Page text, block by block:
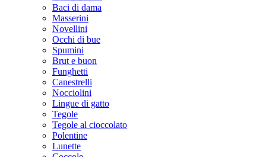
Baci di dama
Masserini
Novellini
Occhi di bue
Spumini
Brut e buon
Funghetti
Canestrelli
Nocciolini
Lingue di gatto
Tegole
Tegole al cioccolato
Polentine
Lunette